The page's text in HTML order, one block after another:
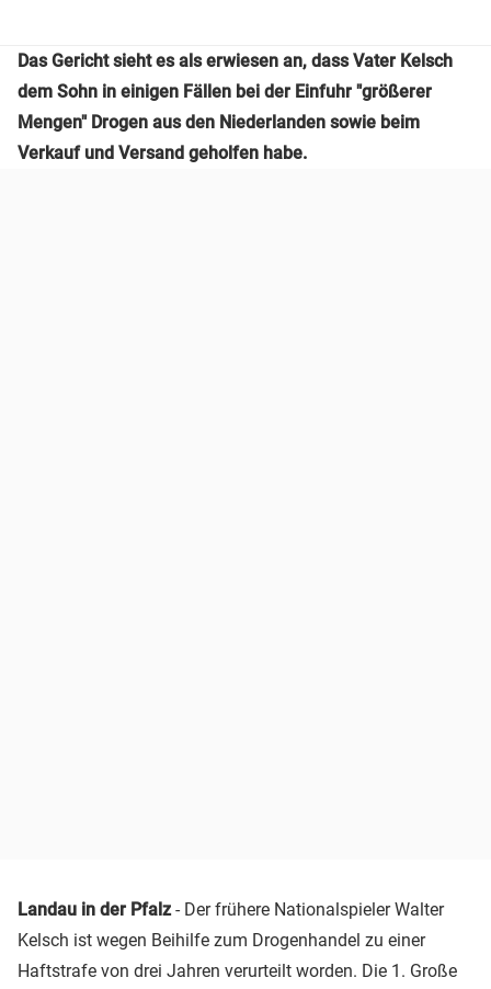
Das Gericht sieht es als erwiesen an, dass Vater Kelsch
dem Sohn in einigen Fällen bei der Einfuhr "größerer
Mengen" Drogen aus den Niederlanden sowie beim
Verkauf und Versand geholfen habe.
Landau in der Pfalz- Der frühere Nationalspieler Walter
Kelsch ist wegen Beihilfe zum Drogenhandel zu einer
Haftstrafe von drei Jahren verurteilt worden. Die 1. Große